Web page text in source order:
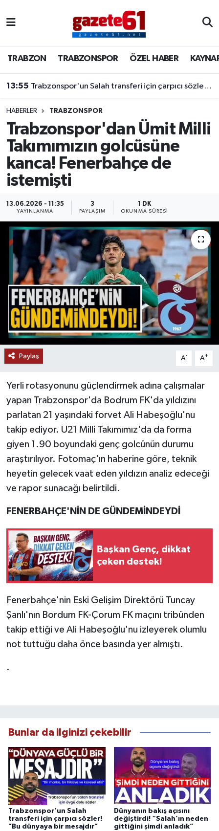
TRABZON TRABZONSPOR ÖZEL HABER
13:55 Trabzonspor'un Salah transferi için çarpıcı sözler! "Bu dünyaya bir mesajdır"
HABERLER TRABZONSPOR
Trabzonspor'dan Ümit Milli
Takımımızın golcüsüne
kanca! Fenerbahçe de
istemişti
13.06.2026 - 11:35
YAYINLANMA
3
PAYLAŞIM
1 DK
OKUNMA SÜRESI
Paylaş A- A+
Yerli rotasyonunu güçlendirmek adına çalışmalar
yapan Trabzonspor'da Bodrum FK'da yıldızını
parlatan 21 yaşındaki forvet Ali Habeşoğlu'nu
takip ediyor. U21 Milli Takımımız'da da forma
giyen 1.90 boyundaki genç golcünün durumu
araştırılıyor. Fotomaç'ın haberine göre, teknik
heyetin gelecek vaat eden yıldızın analiz edeceği
ve rapor sunacağı belirtildi.
FENERBAHÇE'NİN DE GÜNDEMİNDEYDİ
Başkan Genç, dikkat
çeken destek!
Fenerbahçe'nin Eski Gelişim Direktörü Tuncay
Şanlı'nın Bordum FK-Çorum FK maçını tribünden
takip ettiği ve Ali Habeşoğlu'nu izleyerek olumlu
not tuttuğu daha önce basında yer almıştı.
.
Bunlar da ilginizi çekebilir
Trabzonspor'un Salah
transferi için çarpıcı sözler!
"Bu dünyaya bir mesajdır"
Dünyanın bakış açısını
değiştirdi! “Salah’ın neden
gittiğini şimdi anladık”
TRABZONSPOR
ÖZEL HABER
KAYNAR KAZAN
SİYASET
GÜNDEM
Trabzon Nöbetçi Eczaneler
Trabzon Hava Durumu
Trabzon Namaz Vakitleri
Trabzon Trafik Yoğunluk Haritası
Süper Lig Puan Durumu ve Fikstür
Tüm Manşetler
Son Dakika Haberleri
Haber Arşivi